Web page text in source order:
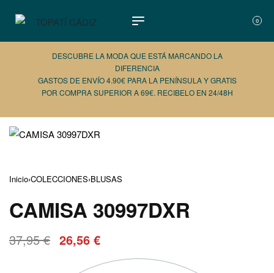
0
DESCUBRE LA MODA QUE ESTÁ MARCANDO LA
DIFERENCIA
GASTOS DE ENVÍO 4.90€ PARA LA PENÍNSULA Y GRATIS
POR COMPRA SUPERIOR A 69€. RECIBELO EN 24/48H
Inicio›COLECCIONES›BLUSAS
CAMISA 30997DXR
37,95€ 26,56 €